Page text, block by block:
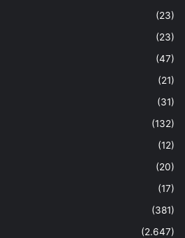
(23)
(23)
(47)
(21)
(31)
(132)
(12)
(20)
(17)
(381)
(2.647)